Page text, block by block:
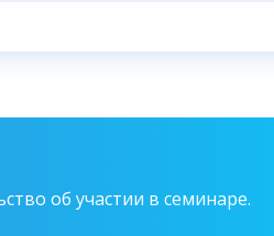
об участии в семинаре.